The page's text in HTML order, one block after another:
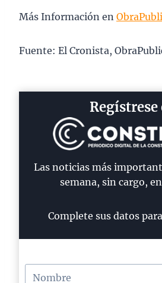
Más Información en
Fuente: El Cronista,
Regístrese
Las noticias más
semana, sin cargo,
Complete sus datos